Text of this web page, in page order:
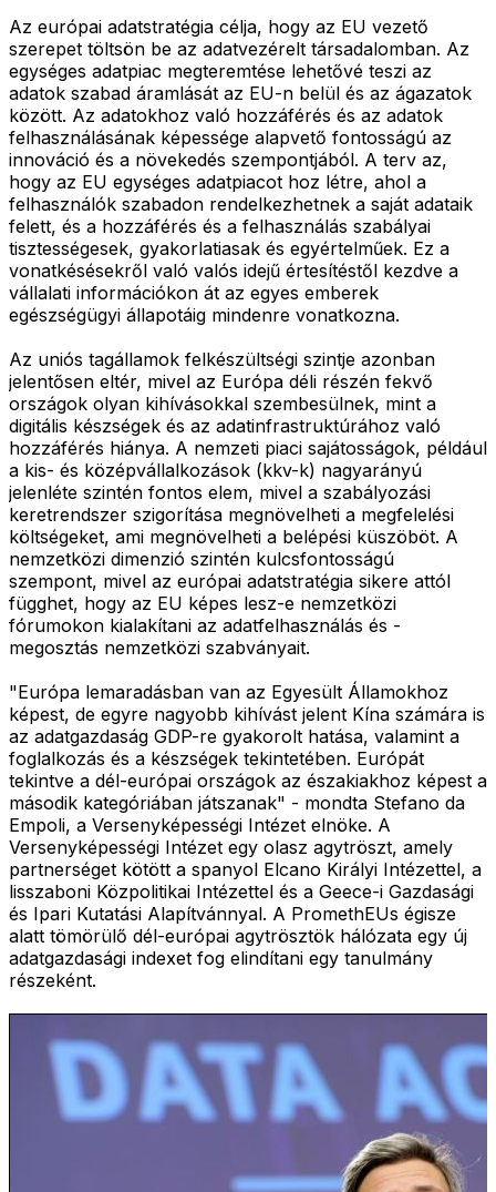
Az európai adatstratégia célja, hogy az EU vezető
szerepet töltsön be az adatvezérelt társadalomban. Az
egységes adatpiac megteremtése lehetővé teszi az
adatok szabad áramlását az EU-n belül és az ágazatok
között. Az adatokhoz való hozzáférés és az adatok
felhasználásának képessége alapvető fontosságú az
innováció és a növekedés szempontjából. A terv az,
hogy az EU egységes adatpiacot hoz létre, ahol a
felhasználók szabadon rendelkezhetnek a saját adataik
felett, és a hozzáférés és a felhasználás szabályai
tisztességesek, gyakorlatiasak és egyértelműek. Ez a
vonatkésésekről való valós idejű értesítéstől kezdve a
vállalati információkon át az egyes emberek
egészségügyi állapotáig mindenre vonatkozna.
Az uniós tagállamok felkészültségi szintje azonban
jelentősen eltér, mivel az Európa déli részén fekvő
országok olyan kihívásokkal szembesülnek, mint a
digitális készségek és az adatinfrastruktúrához való
hozzáférés hiánya. A nemzeti piaci sajátosságok, például
a kis- és középvállalkozások (kkv-k) nagyarányú
jelenléte szintén fontos elem, mivel a szabályozási
keretrendszer szigorítása megnövelheti a megfelelési
költségeket, ami megnövelheti a belépési küszöböt. A
nemzetközi dimenzió szintén kulcsfontosságú
szempont, mivel az európai adatstratégia sikere attól
függhet, hogy az EU képes lesz-e nemzetközi
fórumokon kialakítani az adatfelhasználás és -
megosztás nemzetközi szabványait.
"Európa lemaradásban van az Egyesült Államokhoz
képest, de egyre nagyobb kihívást jelent Kína számára is
az adatgazdaság GDP-re gyakorolt hatása, valamint a
foglalkozás és a készségek tekintetében. Európát
tekintve a dél-európai országok az északiakhoz képest a
második kategóriában játszanak" - mondta Stefano da
Empoli, a Versenyképességi Intézet elnöke. A
Versenyképességi Intézet egy olasz agytröszt, amely
partnerséget kötött a spanyol Elcano Királyi Intézettel, a
lisszaboni Közpolitikai Intézettel és a Geece-i Gazdasági
és Ipari Kutatási Alapítvánnyal. A PromethEUs égisze
alatt tömörülő dél-európai agytrösztök hálózata egy új
adatgazdasági indexet fog elindítani egy tanulmány
részeként.